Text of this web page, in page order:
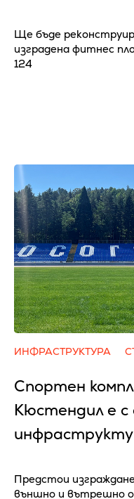
Ще бъде
изградена фитнес
124
ИНФРАСТРУКТУРА
Спортен
Кюстендил е с
Предстои
външно и вътрешно